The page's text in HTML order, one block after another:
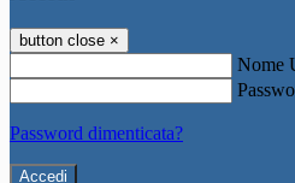
button close ×
Nome
Password dimenticata?